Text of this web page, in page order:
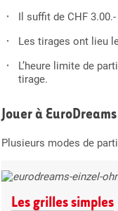
Il suffit de CHF
Les tirages ont lieu
L’heure limite de
tirage.
Jouer à EuroDreams
Plusieurs modes de
Les grilles simples